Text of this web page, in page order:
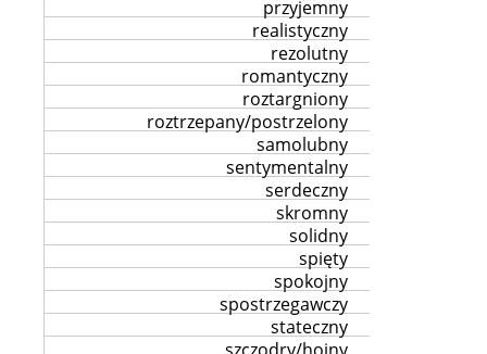
przyjemny
realistyczny
rezolutny
romantyczny
roztargniony
roztrzepany/postrzelony
samolubny
sentymentalny
serdeczny
skromny
solidny
spięty
spokojny
spostrzegawczy
stateczny